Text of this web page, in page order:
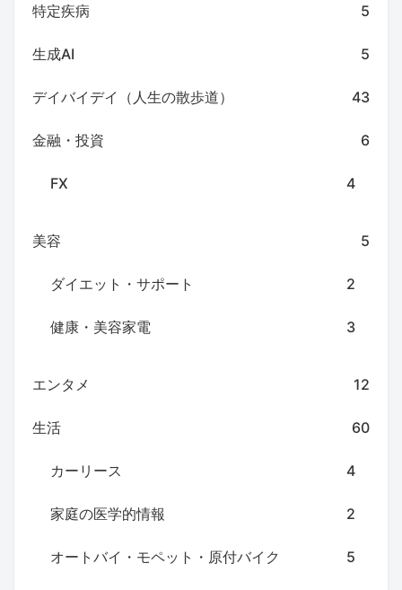
特定疾病 5
生成AI 5
デイバイデイ（人生の散歩道） 43
金融・投資 6
FX 4
美容 5
ダイエット・サポート 2
健康・美容家電 3
エンタメ 12
生活 60
カーリース 4
家庭の医学的情報 2
オートバイ・モペット・原付バイク 5